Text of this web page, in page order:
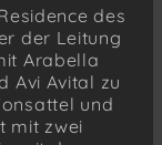
des
der Leitung
Arabella
Avi Avital zu
und
mit zwei